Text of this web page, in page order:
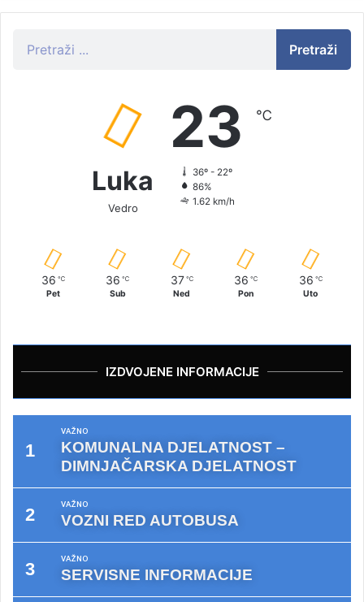
Pretraži
Luka
Vedro
23 ℃
36º - 22º
86%
1.62 km/h
36 ℃
Pet
36 ℃
Sub
37 ℃
Ned
36 ℃
Pon
36 ℃
Uto
IZDVOJENE INFORMACIJE
VAŽNO
KOMUNALNA DJELATNOST –
DIMNJAČARSKA DJELATNOST
VAŽNO
VOZNI RED AUTOBUSA
VAŽNO
SERVISNE INFORMACIJE